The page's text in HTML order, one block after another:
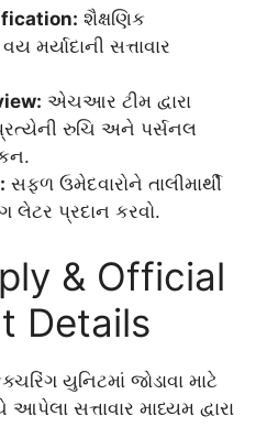
શૈક્ષણિક
મર્યાદાની સત્તાવાર
એચઆર ટીમ દ્વારા
રુચિ અને પર્સનલ
સફળ ઉમેદવારોને તાલીમાર્થી
લેટર પ્રદાન કરવો.
& Official
Details
યુનિટમાં જોડાવા માટે
આપેલા સત્તાવાર માધ્યમ દ્વારા